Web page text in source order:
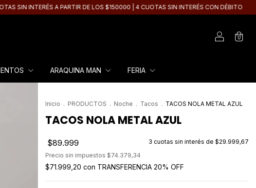
A PARTIR DE LOS $150000 | 4 CUOTAS SIN INTERÉS CON DÉBITO 2X1 EN TODA
0
ARAQUINA MAN FERIA
Inicio . PRODUCTOS . Noche . Tacos . TACOS NOLA METAL AZUL
TACOS NOLA METAL AZUL
$89.999 3 cuotas sin interés de $29.999,67
Precio sin impuestos $74.379,34
$71.999,20 con TRANSFERENCIA 20% OFF